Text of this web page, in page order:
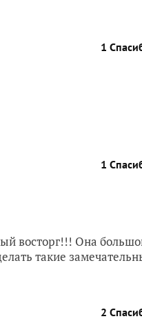
1
1
восторг!!! Она
такие
2